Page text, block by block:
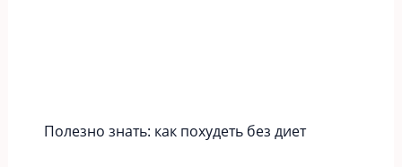
Полезно знать: как похудеть без диет